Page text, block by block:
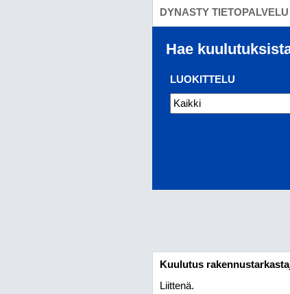
DYNASTY TIETOPALVELU
Hae
LUOKITTELU
Kuulutus
Liittenä.